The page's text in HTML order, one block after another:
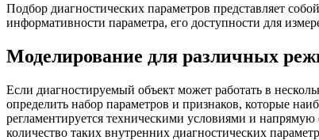
Подбор диагностических параметров представляет
информативности параметра, его доступности для
Моделирование для различных
Если диагностируемый объект может работать в
определить набор параметров и признаков, которые
регламентируется техническими условиями и
количество таких внутренних диагностических